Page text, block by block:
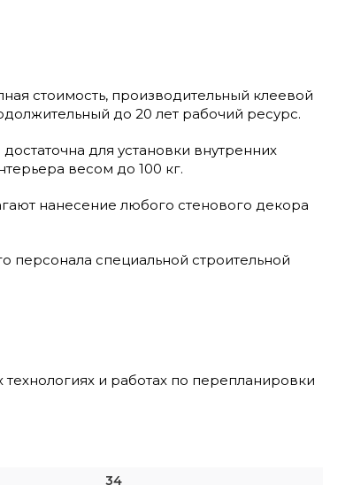
стоимость, производительный клеевой
до 20 лет рабочий ресурс.
для установки внутренних
весом до 100 кг.
нанесение любого стенового декора
персонала специальной строительной
и работах по перепланировки
34